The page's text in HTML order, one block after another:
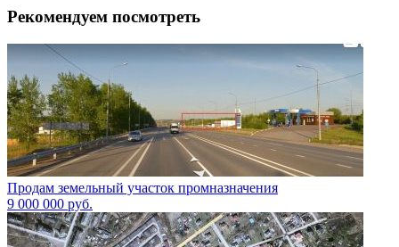
Рекомендуем посмотреть
Продам земельный участок промназначения
9 000 000 руб.